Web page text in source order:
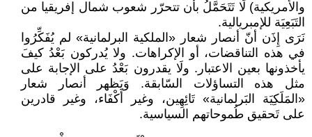
والأمريكية) لَا تَتَحَمَّلُ بأن تتحرّر شعوب شمال إفريقيا من
التَبَعِيَة للإمبريالية.
نَرَى إِذَن أنّ أنصار شعار «الملكية البرلمانية» لم يُفَكِّرُوا
في هذه التناقضات، أو الإكراهات. ولا يُدركون بَعْدُ كيفَ
يأخذونها بعين الاعتبار. ولَا يقدرون بَعْدُ على الإجابة على
مثل هذه التساؤلات السّابقة. وَيَظهر أنصار شعار
«المَلَكِيَة البَرلمانية» تَائِهِين، وغير أَكْفَاء، وغير قادرين
على تَحقيق طُموحاتهم السياسية.